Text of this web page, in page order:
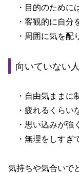
・目的のために
・客観的に自分
・周囲に気を配
向いていない人
・自由気ままに
・疲れるくらい
・思い込みが強
・無理をしすぎ
気持ちや気合いで